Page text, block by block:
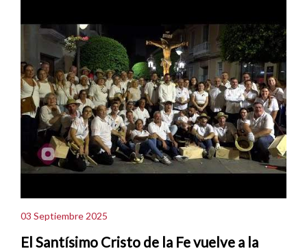
03 Septiembre 2025
El Santísimo Cristo de la Fe vuelve a la